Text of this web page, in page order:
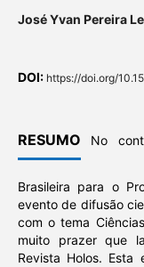
José Yvan Pereira
DOI: https://doi.org/
RESUMO No
Brasileira para o
evento de difusão
com o tema
muito prazer que
Revista Holos. Esta